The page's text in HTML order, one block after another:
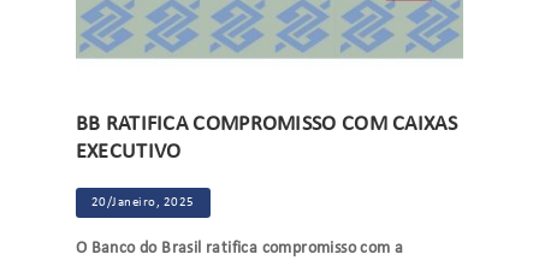
BB RATIFICA COMPROMISSO COM CAIXAS
EXECUTIVO
20/Janeiro, 2025
O Banco do Brasil ratifica compromisso com a